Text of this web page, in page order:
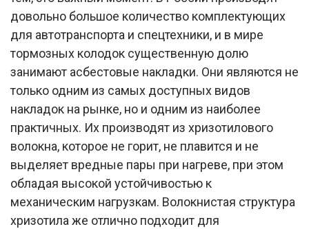
довольно большое количество комплектующих
для автотранспорта и спецтехники, и в мире
тормозных колодок существенную долю
занимают асбестовые накладки. Они являются не
только одним из самых доступных видов
накладок на рынке, но и одним из наиболее
практичных. Их производят из хризотилового
волокна, которое не горит, не плавится и не
выделяет вредные пары при нагреве, при этом
обладая высокой устойчивостью к
механическим нагрузкам. Волокнистая структура
хризотила же отлично подходит для